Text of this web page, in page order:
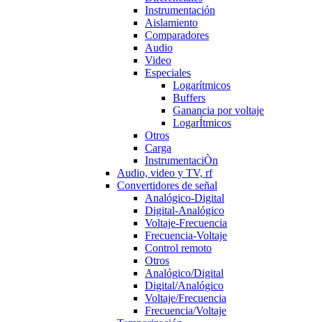
Instrumentación
Aislamiento
Comparadores
Audio
Video
Especiales
Logarítmicos
Buffers
Ganancia por voltaje
LogarÍtmicos
Otros
Carga
InstrumentaciÒn
Audio, video y TV, rf
Convertidores de señal
Analógico-Digital
Digital-Analógico
Voltaje-Frecuencia
Frecuencia-Voltaje
Control remoto
Otros
Analógico/Digital
Digital/Analógico
Voltaje/Frecuencia
Frecuencia/Voltaje